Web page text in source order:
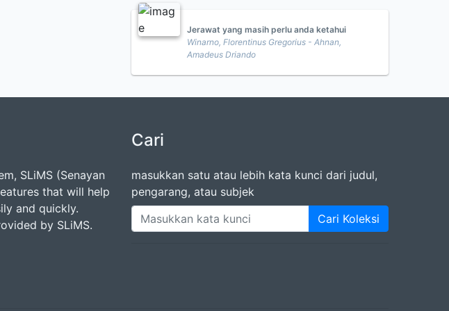
Jerawat yang masih perlu anda ketahui
Winarno, Florentinus Gregorius - Ahnan,
Amadeus Driando
SLiMS (Senayan
that will help
and quickly.
by SLiMS.
Cari
masukkan satu atau lebih kata kunci dari judul,
pengarang, atau subjek
Cari Koleksi